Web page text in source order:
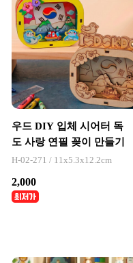
우드 DIY 입체 시어터 독
도 사랑 연필 꽂이 만들기
H-02-271 / 11x5.3x12.2cm
2,000